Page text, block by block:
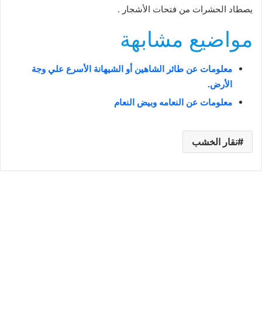
يصطاد الحشرات من فتحات الأشجار .
مواضيع مشابهة
معلومات عن طائر الشاهين أو الشيهانة الأسرع علي وجة
الأرض.
معلومات عن النعامه وبيض النعام
نقار الخشب